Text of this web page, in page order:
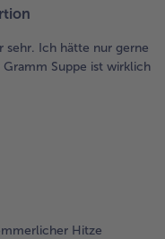
sehr. Ich hätte nur gerne
Suppe ist wirklich
Hitze